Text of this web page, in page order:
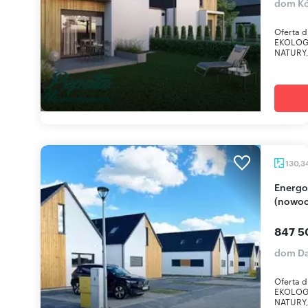
Oferta
Energooszczędny bliźniak 130 m² z garażem
847
dom
Oferta